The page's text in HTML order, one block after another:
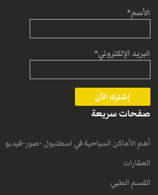
الأسم*
البريد الإلكتروني*
صفحات سريعة
أهم الأماكن السياحية في اسطنبول -صور-فيديو
العقارات
القسم الطبي